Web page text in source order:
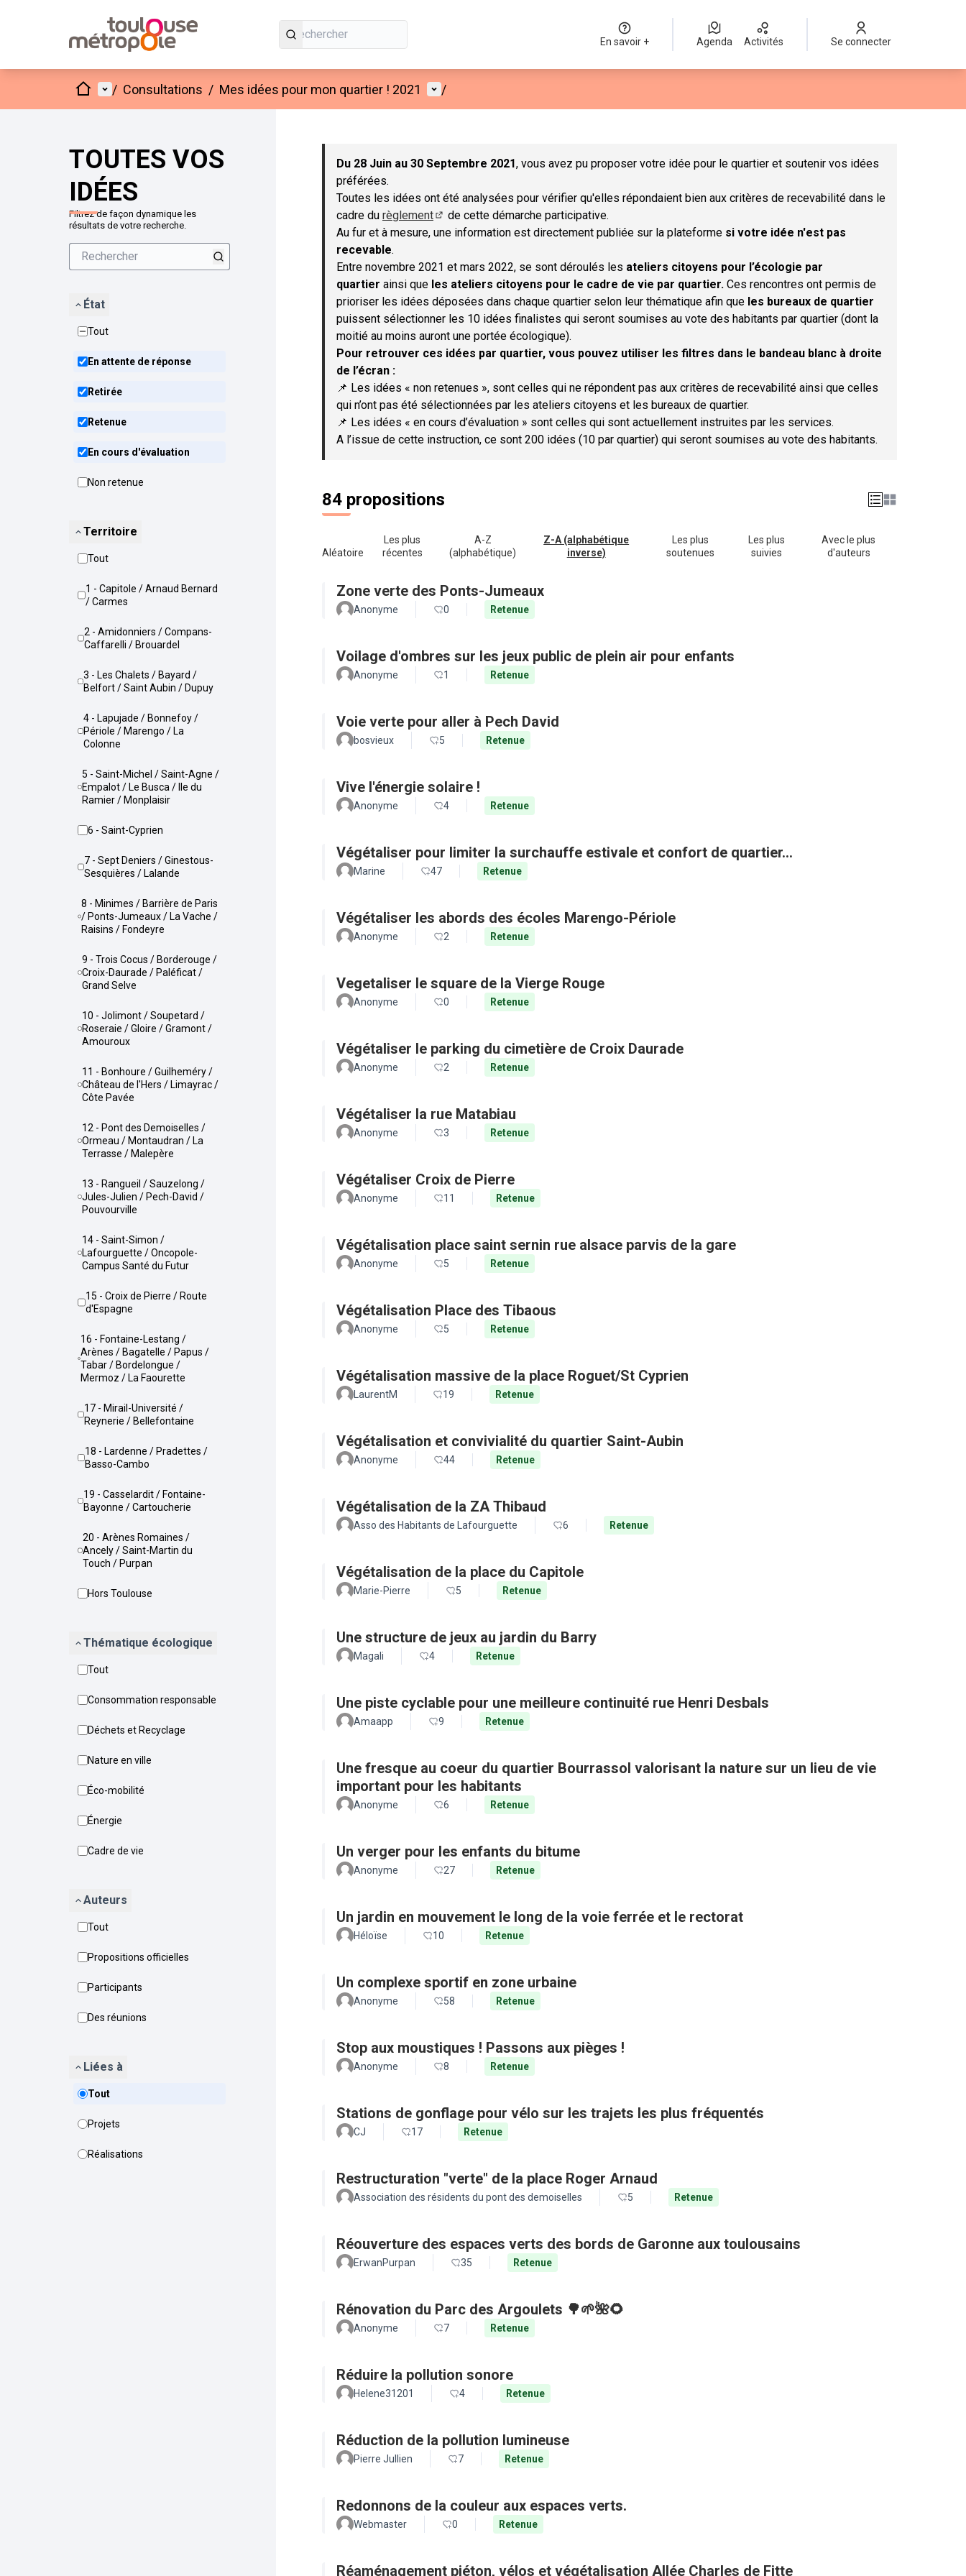
En savoir + Agenda Activités Se connecter
AccueilMenu principal
/ Consultations / Mes idées pour mon quartier ! 2021 Menu utilisateur
/
TOUTES VOS
IDÉES
Filtrez de façon dynamique les
résultats de votre recherche.
État
Tout
En attente de réponse
Retirée
Retenue
En cours d'évaluation
Non retenue
Territoire
Tout
1 - Capitole / Arnaud Bernard
/ Carmes
2 - Amidonniers / Compans-
Caffarelli / Brouardel
3 - Les Chalets / Bayard /
Belfort / Saint Aubin / Dupuy
4 - Lapujade / Bonnefoy /
Périole / Marengo / La
Colonne
5 - Saint-Michel / Saint-Agne /
Empalot / Le Busca / Ile du
Ramier / Monplaisir
6 - Saint-Cyprien
7 - Sept Deniers / Ginestous-
Sesquières / Lalande
8 - Minimes / Barrière de Paris
/ Ponts-Jumeaux / La Vache /
Raisins / Fondeyre
9 - Trois Cocus / Borderouge /
Croix-Daurade / Paléficat /
Grand Selve
10 - Jolimont / Soupetard /
Roseraie / Gloire / Gramont /
Amouroux
11 - Bonhoure / Guilheméry /
Château de l'Hers / Limayrac /
Côte Pavée
12 - Pont des Demoiselles /
Ormeau / Montaudran / La
Terrasse / Malepère
13 - Rangueil / Sauzelong /
Jules-Julien / Pech-David /
Pouvourville
14 - Saint-Simon /
Lafourguette / Oncopole-
Campus Santé du Futur
15 - Croix de Pierre / Route
d'Espagne
16 - Fontaine-Lestang /
Arènes / Bagatelle / Papus /
Tabar / Bordelongue /
Mermoz / La Faourette
17 - Mirail-Université /
Reynerie / Bellefontaine
18 - Lardenne / Pradettes /
Basso-Cambo
19 - Casselardit / Fontaine-
Bayonne / Cartoucherie
20 - Arènes Romaines /
Ancely / Saint-Martin du
Touch / Purpan
Hors Toulouse
Thématique écologique
Tout
Consommation responsable
Déchets et Recyclage
Nature en ville
Éco-mobilité
Énergie
Cadre de vie
Auteurs
Tout
Propositions officielles
Participants
Des réunions
Liées à
Tout
Projets
Réalisations
Passer la carte
Du 28 Juin au 30 Septembre 2021, vous avez pu proposer votre idée pour le quartier et soutenir vos idées
préférées.
Toutes les idées ont été analysées pour vérifier qu'elles répondaient bien aux critères de recevabilité dans le
cadre du règlement
(S'ouvre dans un nouvel onglet)
de cette démarche participative.
Au fur et à mesure, une information est directement publiée sur la plateforme si votre idée n'est pas
recevable.
Entre novembre 2021 et mars 2022, se sont déroulés les ateliers citoyens pour l’écologie par
quartier ainsi que les ateliers citoyens pour le cadre de vie par quartier. Ces rencontres ont permis de
prioriser les idées déposées dans chaque quartier selon leur thématique afin que les bureaux de quartier
puissent sélectionner les 10 idées finalistes qui seront soumises au vote des habitants par quartier (dont la
moitié au moins auront une portée écologique).
Pour retrouver ces idées par quartier, vous pouvez utiliser les filtres dans le bandeau blanc à droite
de l’écran :
📌 Les idées « non retenues », sont celles qui ne répondent pas aux critères de recevabilité ainsi que celles
qui n’ont pas été sélectionnées par les ateliers citoyens et les bureaux de quartier.
📌 Les idées « en cours d’évaluation » sont celles qui sont actuellement instruites par les services.
A l’issue de cette instruction, ce sont 200 idées (10 par quartier) qui seront soumises au vote des habitants.
84 propositions
Aléatoire
Les plus
récentes
A-Z
(alphabétique)
Z-A (alphabétique
inverse)
Les plus
soutenues
Les plus
suivies
Avec le plus
d'auteurs
Zone verte des Ponts-Jumeaux
Anonyme 0 Retenue
Voilage d'ombres sur les jeux public de plein air pour enfants
Anonyme 1 Retenue
Voie verte pour aller à Pech David
bosvieux 5 Retenue
Vive l'énergie solaire !
Anonyme 4 Retenue
Végétaliser pour limiter la surchauffe estivale et confort de quartier...
Marine 47 Retenue
Végétaliser les abords des écoles Marengo-Périole
Anonyme 2 Retenue
Vegetaliser le square de la Vierge Rouge
Anonyme 0 Retenue
Végétaliser le parking du cimetière de Croix Daurade
Anonyme 2 Retenue
Végétaliser la rue Matabiau
Anonyme 3 Retenue
Végétaliser Croix de Pierre
Anonyme 11 Retenue
Végétalisation place saint sernin rue alsace parvis de la gare
Anonyme 5 Retenue
Végétalisation Place des Tibaous
Anonyme 5 Retenue
Végétalisation massive de la place Roguet/St Cyprien
LaurentM 19 Retenue
Végétalisation et convivialité du quartier Saint-Aubin
Anonyme 44 Retenue
Végétalisation de la ZA Thibaud
Asso des Habitants de Lafourguette 6 Retenue
Végétalisation de la place du Capitole
Marie-Pierre 5 Retenue
Une structure de jeux au jardin du Barry
Magali 4 Retenue
Une piste cyclable pour une meilleure continuité rue Henri Desbals
Amaapp 9 Retenue
Une fresque au coeur du quartier Bourrassol valorisant la nature sur un lieu de vie
important pour les habitants
Anonyme 6 Retenue
Un verger pour les enfants du bitume
Anonyme 27 Retenue
Un jardin en mouvement le long de la voie ferrée et le rectorat
Héloïse 10 Retenue
Un complexe sportif en zone urbaine
Anonyme 58 Retenue
Stop aux moustiques ! Passons aux pièges !
Anonyme 8 Retenue
Stations de gonflage pour vélo sur les trajets les plus fréquentés
CJ 17 Retenue
Restructuration "verte" de la place Roger Arnaud
Association des résidents du pont des demoiselles 5 Retenue
Réouverture des espaces verts des bords de Garonne aux toulousains
ErwanPurpan 35 Retenue
Rénovation du Parc des Argoulets 🌳🌱🌺🌻
Anonyme 7 Retenue
Réduire la pollution sonore
Helene31201 4 Retenue
Réduction de la pollution lumineuse
Pierre Jullien 7 Retenue
Redonnons de la couleur aux espaces verts.
Webmaster 0 Retenue
Réaménagement piéton, vélos et végétalisation Allée Charles de Fitte